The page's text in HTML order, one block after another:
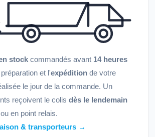
stock commandés avant 14 heures
et l'expédition de votre
le jour de la commande. Un
reçoivent le colis dès le lendemain
en point relais.
& transporteurs →